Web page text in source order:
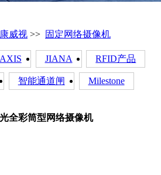
威视 >> 固定网络摄像机
AXIS JIANA RFID产品
智能通道闸 Milestone
全彩筒型网络摄像机